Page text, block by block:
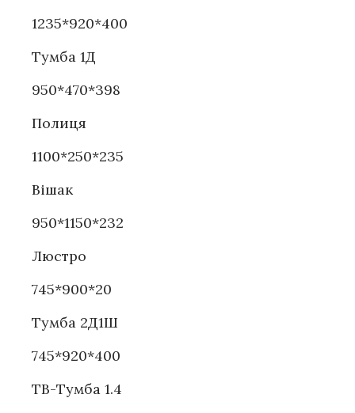
1235*920*400
Тумба 1Д
950*470*398
Полиця
1100*250*235
Вішак
950*1150*232
Люстро
745*900*20
Тумба 2Д1Ш
745*920*400
ТВ-Тумба 1.4